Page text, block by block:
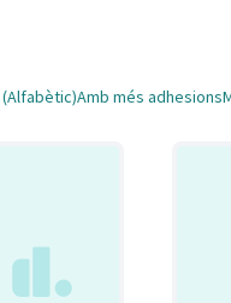
(Alfabètic)Amb més adhesions